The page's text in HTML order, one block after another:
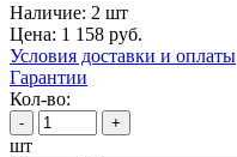
Наличие: 2 шт
Цена: 1 158 руб.
Условия доставки и оплаты
Гарантии
Кол-во:
- +
шт